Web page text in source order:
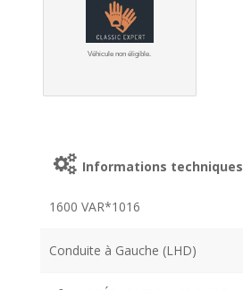
Véhicule non éligible.
Informations techniques
1600 VAR*1016
Conduite à Gauche (LHD)